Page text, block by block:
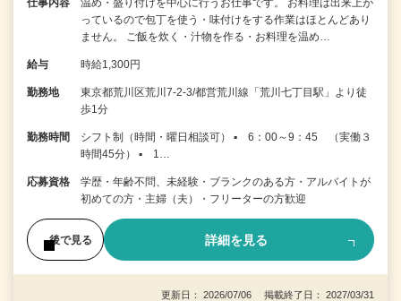
仕事内容
温め・盛り付けを中心に行うお仕事です。 お料理は出来上が
っているので包丁を使う・味付けをする作業はほとんどあり
ません。 ご飯を炊く・汁物を作る・お料理を温め…
給与 時給1,300円
勤務地
東京都荒川区荒川7-2-3/都営荒川線「荒川七丁目駅」より徒
歩1分
勤務時間
シフト制（時間・曜日相談可） ▪ 6：00～9：45 （実働３
時間45分） ▪ 1…
応募資格
学歴・年齢不問、未経験・ブランクのある方・アルバイトが
初めての方・主婦（夫）・フリーターの方歓迎
後で見る 詳細を見る
更新日： 2026/07/06 掲載終了日： 2027/03/31